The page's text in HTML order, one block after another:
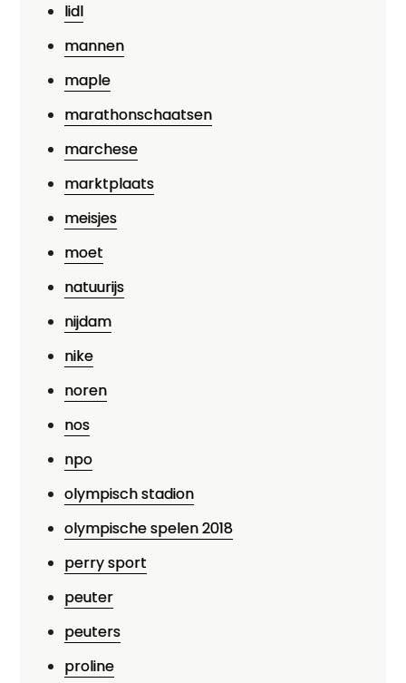
lidl
mannen
maple
marathonschaatsen
marchese
marktplaats
meisjes
moet
natuurijs
nijdam
nike
noren
nos
npo
olympisch stadion
olympische spelen 2018
perry sport
peuter
peuters
proline